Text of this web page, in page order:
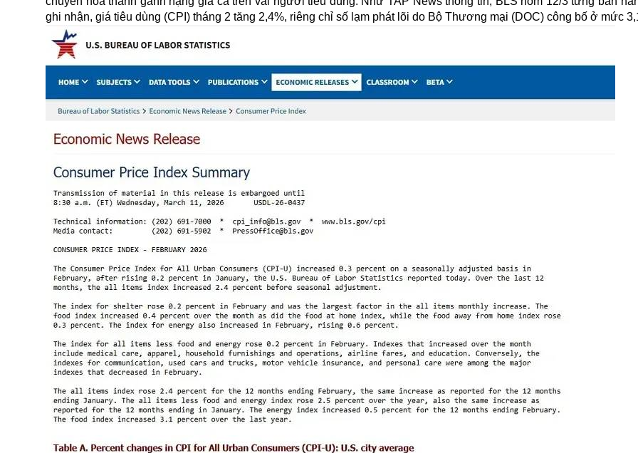
ghi nhận, giá tiêu dùng (CPI) tháng 2 tăng 2,4%, riêng chỉ số lạm phát lõi do Bộ Thương mại (DOC) công bố ở mức